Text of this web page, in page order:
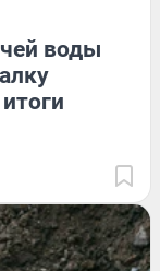
воды